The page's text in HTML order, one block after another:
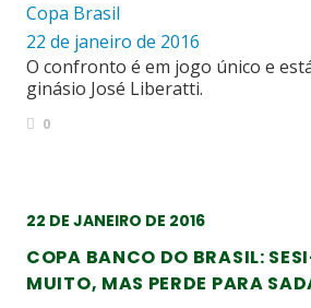
Copa Brasil
22 de janeiro de 2016
O confronto é em jogo único e
ginásio José Liberatti.
0
22 DE JANEIRO DE 2016
COPA BANCO DO BRASIL:
MUITO, MAS PERDE PARA